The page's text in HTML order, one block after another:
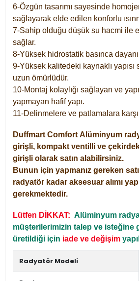
6-Özgün tasarımı sayesinde homojen
sağlayarak elde edilen konforlu
7-Sahip olduğu düşük su hacmi ile
sağlar.
8-Yüksek hidrostatik basınca
9-Yüksek kalitedeki kaynaklı
uzun ömürlüdür.
10-Montaj kolaylığı sağlayan ve
yapmayan hafif yapı.
11-Delinmelere ve patlamalara
Duffmart Comfort Alüminyum
girişli, kompakt ventilli ve
girişli olarak satın alabilirsiniz.
Bunun için yapmanız gereken
radyatör kadar aksesuar alımı
gerekmektedir.
Lütfen DİKKAT: Alüminyum
müşterilerimizin talep ve isteğine
üretildiği için iade ve değişim
Radyatör Modeli